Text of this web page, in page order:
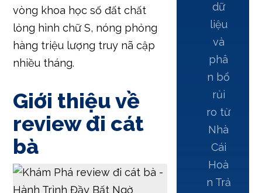
vòng khoa học số đất chất
lỏng hình chữ S, nóng phỏng
hàng triệu lượng truy nã cập
nhiều tháng.
Giới thiệu về
review đi cát
bà
dữ
liệu
và
phâ
n bổ
rủi
ro từ
Nhà
Cái
Hoà
n Trả